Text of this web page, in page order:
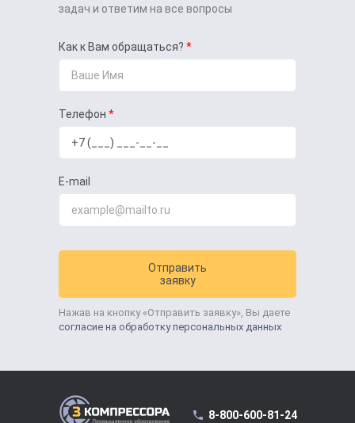
задач и ответим на все вопросы
Как к Вам обращаться?
Телефон
E-mail
Отправить
заявку
Нажав на кнопку «Отправить заявку», Вы даете
согласие на обработку персональных данных
8-800-600-81-24